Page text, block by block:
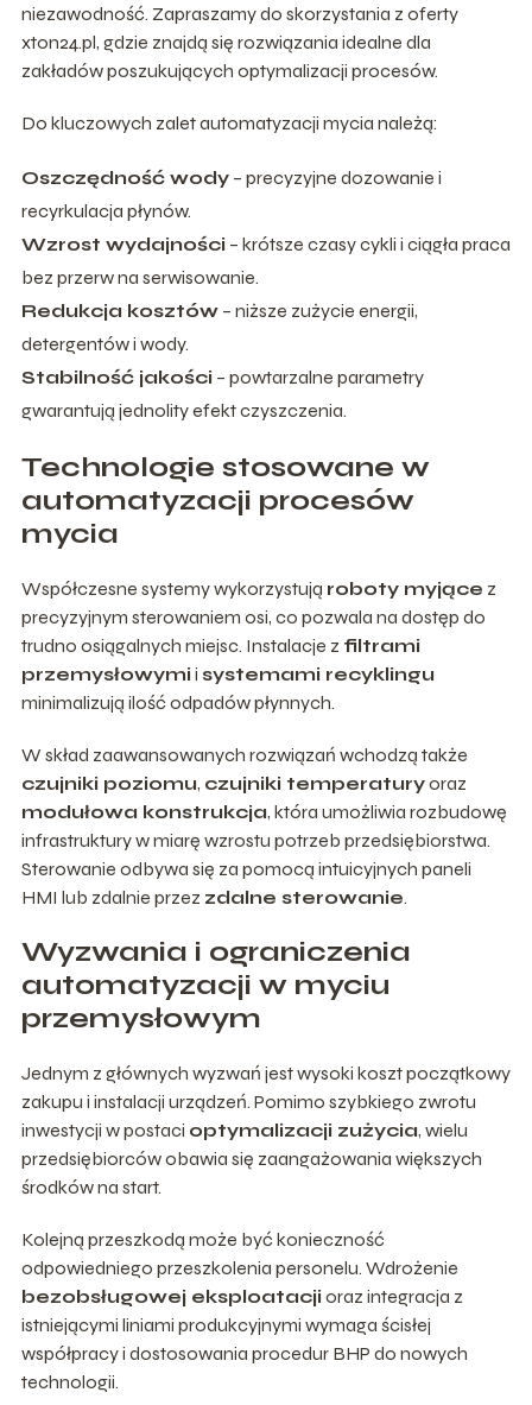
niezawodność. Zapraszamy do skorzystania z oferty
xton24.pl, gdzie znajdą się rozwiązania idealne dla
zakładów poszukujących optymalizacji procesów.
Do kluczowych zalet automatyzacji mycia należą:
Oszczędność wody– precyzyjne dozowanie i
recyrkulacja płynów.
Wzrost wydajności – krótsze czasy cykli i ciągła praca
bez przerw na serwisowanie.
Redukcja kosztów– niższe zużycie energii,
detergentów i wody.
Stabilność jakości – powtarzalne parametry
gwarantują jednolity efekt czyszczenia.
Technologie stosowane w
automatyzacji procesów
mycia
Współczesne systemy wykorzystują roboty myjące z
precyzyjnym sterowaniem osi, co pozwala na dostęp do
trudno osiągalnych miejsc. Instalacje z filtrami
przemysłowymi i systemami recyklingu
minimalizują ilość odpadów płynnych.
W skład zaawansowanych rozwiązań wchodzą także
czujniki poziomu, czujniki temperaturyoraz
modułowa konstrukcja, która umożliwia rozbudowę
infrastruktury w miarę wzrostu potrzeb przedsiębiorstwa.
Sterowanie odbywa się za pomocą intuicyjnych paneli
HMI lub zdalnie przez zdalne sterowanie.
Wyzwania i ograniczenia
automatyzacji w myciu
przemysłowym
Jednym z głównych wyzwań jest wysoki koszt początkowy
zakupu i instalacji urządzeń. Pomimo szybkiego zwrotu
inwestycji w postaci optymalizacji zużycia, wielu
przedsiębiorców obawia się zaangażowania większych
środków na start.
Kolejną przeszkodą może być konieczność
odpowiedniego przeszkolenia personelu. Wdrożenie
bezobsługowej eksploatacji oraz integracja z
istniejącymi liniami produkcyjnymi wymaga ścisłej
współpracy i dostosowania procedur BHP do nowych
technologii.